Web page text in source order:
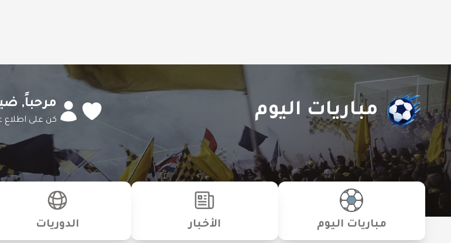
مباريات اليوم مرحباً,
كن على اطلاع
مباريات اليوم الأخبار الدوريات